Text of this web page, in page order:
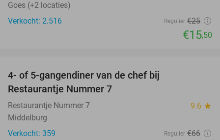
Goes (+2 locaties)
Verkocht: 2.516
Regulier €25
€15,50
4- of 5-gangendiner van de chef bij
Restaurantje Nummer 7
Restaurantje Nummer 7 9.6 star
Middelburg
Verkocht: 359
Regulier €66